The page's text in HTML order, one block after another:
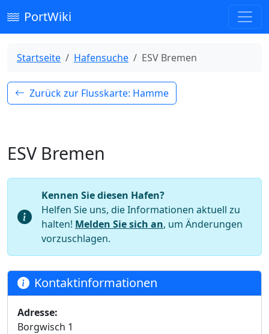
PortWiki
Startseite Hafensuche ESV Bremen
Zurück zur Flusskarte: Hamme
ESV Bremen
Kennen Sie diesen Hafen?
Helfen Sie uns, die Informationen aktuell zu
halten! Melden Sie sich an, um Änderungen
vorzuschlagen.
Kontaktinformationen
Adresse:
Borgwisch 1